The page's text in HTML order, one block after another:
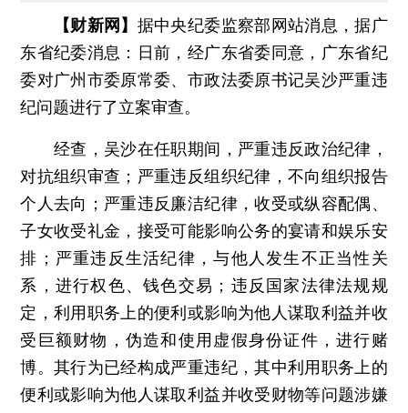
【财新网】 据中央纪委监察部网站消息，据广
东省纪委消息：日前，经广东省委同意，广东省纪
委对广州市委原常委、市政法委原书记吴沙严重违
纪问题进行了立案审查。
经查，吴沙在任职期间，严重违反政治纪律，
对抗组织审查；严重违反组织纪律，不向组织报告
个人去向；严重违反廉洁纪律，收受或纵容配偶、
子女收受礼金，接受可能影响公务的宴请和娱乐安
排；严重违反生活纪律，与他人发生不正当性关
系，进行权色、钱色交易；违反国家法律法规规
定，利用职务上的便利或影响为他人谋取利益并收
受巨额财物，伪造和使用虚假身份证件，进行赌
博。其行为已经构成严重违纪，其中利用职务上的
便利或影响为他人谋取利益并收受财物等问题涉嫌